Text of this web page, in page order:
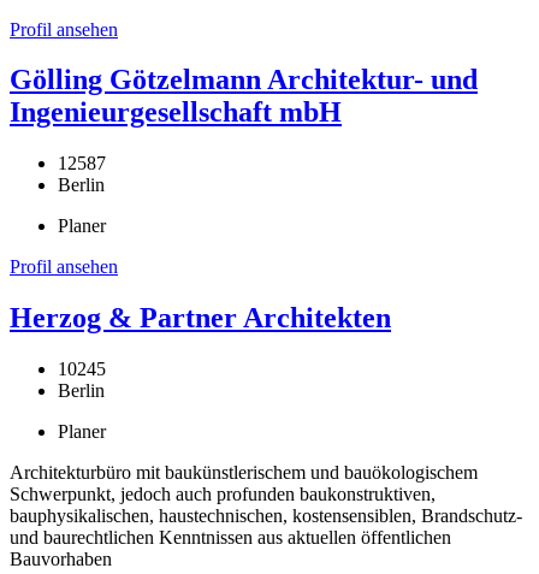
Profil ansehen
Gölling Götzelmann Architektur- und
Ingenieurgesellschaft mbH
12587
Berlin
Planer
Profil ansehen
Herzog & Partner Architekten
10245
Berlin
Planer
Architekturbüro mit baukünstlerischem und bauökologischem
Schwerpunkt, jedoch auch profunden baukonstruktiven,
bauphysikalischen, haustechnischen, kostensensiblen, Brandschutz-
und baurechtlichen Kenntnissen aus aktuellen öffentlichen
Bauvorhaben